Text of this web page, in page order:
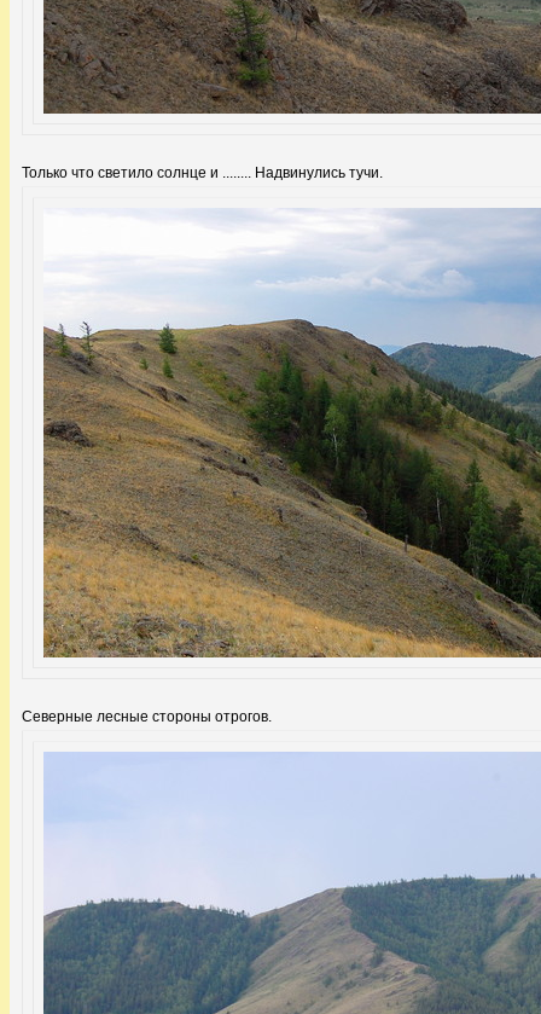
Только что светило солнце и ........ Надвинулись тучи.
Северные лесные стороны отрогов.